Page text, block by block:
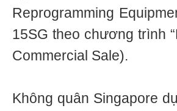
Reprogramming
15SG theo chương trình
Commercial Sale).
Không quân Singapore